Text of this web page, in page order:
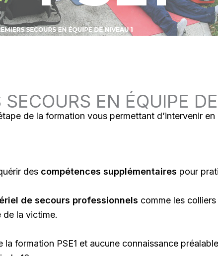
SECOURS EN ÉQUIPE
de la formation vous permettant d’intervenir
des compétences supplémentaires pour
de secours professionnels comme les
de la victime.
la formation PSE1 et aucune connaissance